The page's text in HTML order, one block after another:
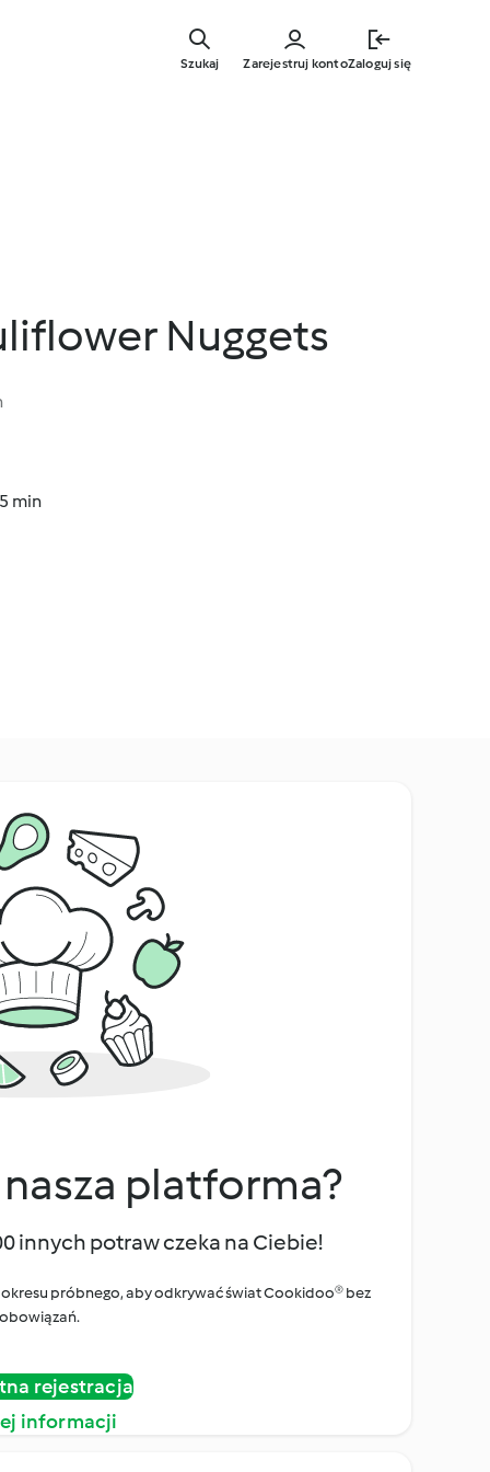
głównej
Zarejestruj kontoZaloguj się
Szukaj
Nuggets
min
platforma?
innych potraw czeka na Ciebie!
próbnego, aby odkrywać świat Cookidoo® bez
rejestracja
informacji